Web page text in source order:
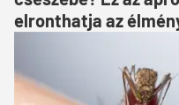
elronthatja az